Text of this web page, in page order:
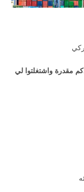
مقدرة واشتغلتوا لي